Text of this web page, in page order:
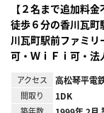
【２名まで追加料
徒歩６分の香川瓦
川瓦町駅前ファミ
可・ＷｉＦｉ可・法
アクセス 高松琴平電
間取り 1DK